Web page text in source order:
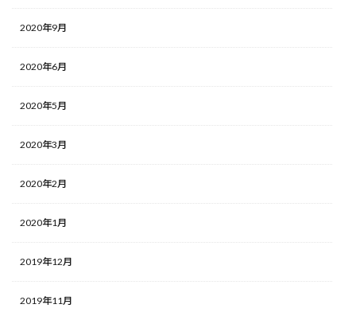
2020年9月
2020年6月
2020年5月
2020年3月
2020年2月
2020年1月
2019年12月
2019年11月